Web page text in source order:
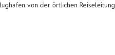
von der örtlichen Reiseleitung